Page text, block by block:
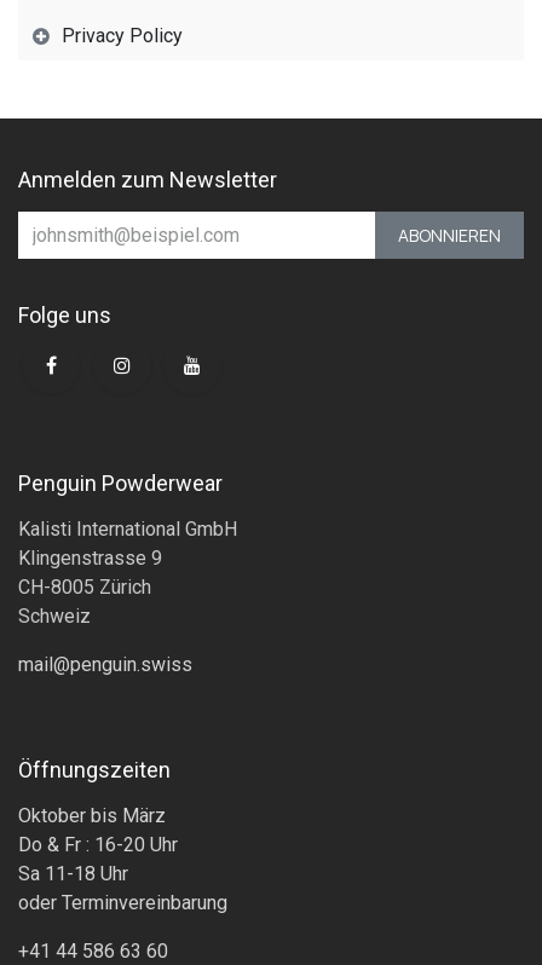
Privacy Policy
Anmelden zum Newsletter
ABONNIEREN
Folge uns
Penguin Powderwear
Kalisti International GmbH
Klingenstrasse 9
CH-8005 Zürich
Schweiz
mail@penguin.swiss
Öffnungszeiten
Oktober bis März
Do & Fr : 16-20 Uhr
Sa 11-18 Uhr
oder Terminvereinbarung
+41 44 586 63 60